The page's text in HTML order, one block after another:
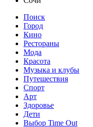
Поиск
Город
Кино
Рестораны
Мода
Красота
Музыка и клубы
Путешествия
Спорт
Арт
Здоровье
Дети
Выбор Time Out